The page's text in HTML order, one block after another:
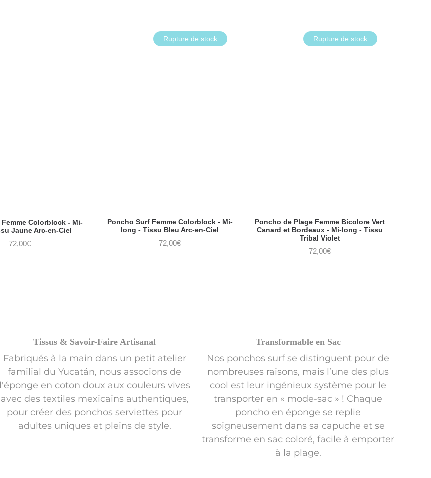
Colorblock - Mi-
Jaune Arc-en-Ciel
72,00€
Rupture de stock
Poncho Surf Femme Colorblock - Mi-
long - Tissu Bleu Arc-en-Ciel
72,00€
Rupture de stock
Poncho de Plage Femme Bicolore Vert
Canard et Bordeaux - Mi-long - Tissu
Tribal Violet
72,00€
Tissus & Savoir-Faire Artisanal
Fabriqués à la main dans un petit atelier
familial du Yucatán, nous associons de
l'éponge en coton doux aux couleurs vives
avec des textiles mexicains authentiques,
pour créer des ponchos serviettes pour
adultes uniques et pleins de style.
Transformable en Sac
Nos ponchos surf se distinguent pour de
nombreuses raisons, mais l’une des plus
cool est leur ingénieux système pour le
transporter en « mode-sac » ! Chaque
poncho en éponge se replie
soigneusement dans sa capuche et se
transforme en sac coloré, facile à emporter
à la plage.